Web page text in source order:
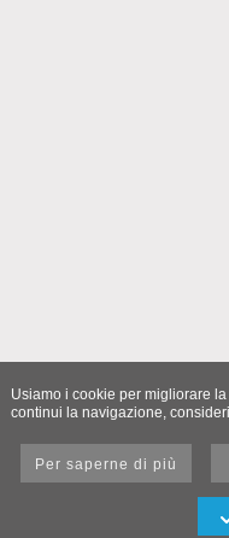
Usiamo i cookie per migliorare
continui la navigazione,
Per saperne di più